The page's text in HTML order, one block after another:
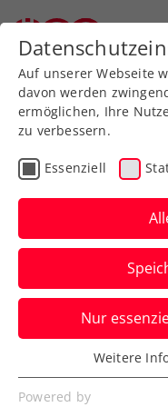
Zurück zur
Turniere
ÖTV-
2024
Erfolg
Auch in diesem
in Wien ein
starkes Feld.
Auf unserer Webseite
davon werden
ermöglichen, Ihre
zu verbessern.
Essenziell
Nur
Essenziell
Essenzielle Cookies
Weitere
Powered by